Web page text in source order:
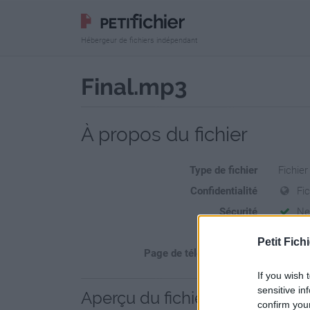
Petit
If you wish
sensitive
confirm
Hébergeur de fichiers indépendant
Final.mp3
À propos du fichier
Type de fichier
Confidentialité
Sécurité
Page de téléchargement
Aperçu du fichier